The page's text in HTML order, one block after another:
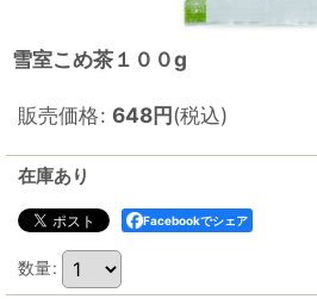
雪室こめ茶１００g
販売価格: 648円(税込)
在庫あり
Facebookでシェア
数量: